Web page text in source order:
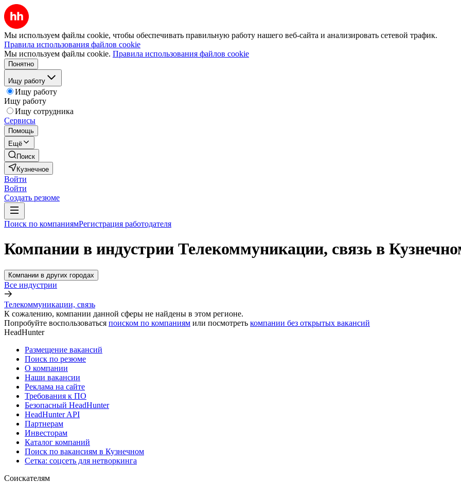
Мы используем файлы cookie, чтобы обеспечивать правильную работу нашего веб-сайта и анализировать сетевой трафик.
Правила использования файлов cookie
Мы используем файлы cookie. Правила использования файлов cookie
Понятно
Ищу работу
Ищу работу
Ищу работу
Ищу сотрудника
Сервисы
Помощь
Ещё
Поиск
Кузнечное
Войти
Войти
Создать резюме
Поиск по компаниямРегистрация работодателя
Компании в индустрии Телекоммуникации, связь в
Компании в других городах
Все индустрии
Телекоммуникации, связь
К сожалению, компании данной сферы не найдены в этом регионе.
Попробуйте воспользоваться поиском по компаниям или посмотреть компании без открытых вакансий
HeadHunter
Размещение вакансий
Поиск по резюме
О компании
Наши вакансии
Реклама на сайте
Требования к ПО
Безопасный HeadHunter
HeadHunter API
Партнерам
Инвесторам
Каталог компаний
Поиск по вакансиям в Кузнечном
Сетка: соцсеть для нетворкинга
Соискателям